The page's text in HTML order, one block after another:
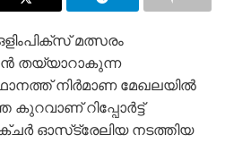
മത്സരം
തയ്യാറാകുന്ന
നിർമാണ മേഖലയിൽ
കുറവാണ് റിപ്പോർട്ട്
ഓസ്‌ട്രേലിയ നടത്തിയ